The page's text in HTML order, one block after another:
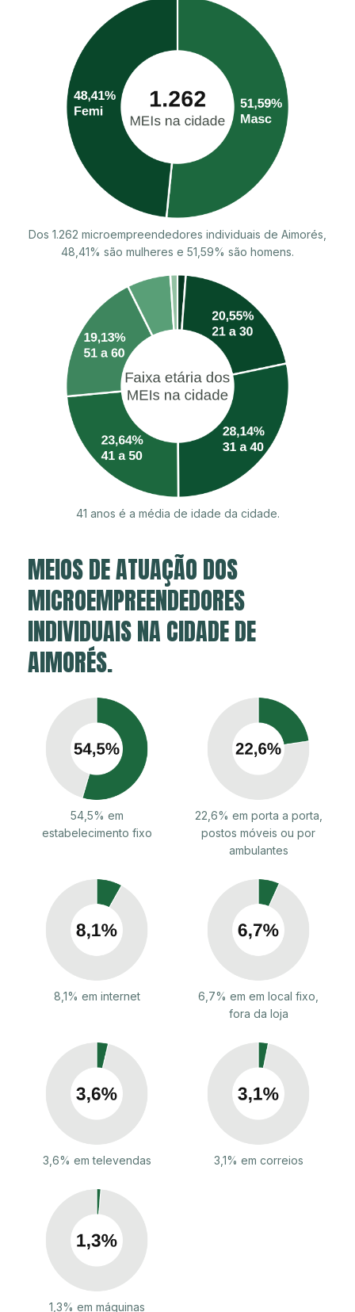
Dos 1.262 microempreendedores individuais de Aimorés,
48,41% são mulheres e 51,59% são homens.
41 anos é a média de idade da cidade.
MEIOS DE ATUAÇÃO DOS
MICROEMPREENDEDORES
INDIVIDUAIS NA CIDADE DE
AIMORÉS.
54,5% em
estabelecimento fixo
22,6% em porta a porta,
postos móveis ou por
ambulantes
8,1% em internet
6,7% em em local fixo,
fora da loja
3,6% em televendas 3,1% em correios
1,3% em máquinas